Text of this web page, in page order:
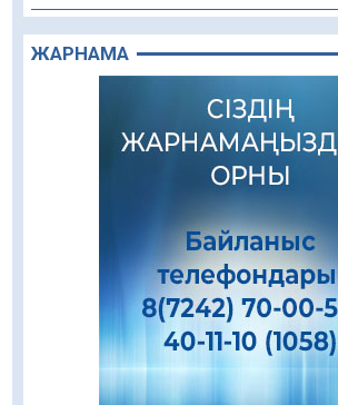
Құрылыс қарқыны – қала
08.08.2026
Зәулім ғимараттарда туған жерді
азаматтардың қолтаңбасы бар
Еңбегі ерлікпен тең мамандық
Даналықтың шырағданы, ой-
шамшырағы
08.08.2026
Кенеге қарсы
ЖАРНАМА